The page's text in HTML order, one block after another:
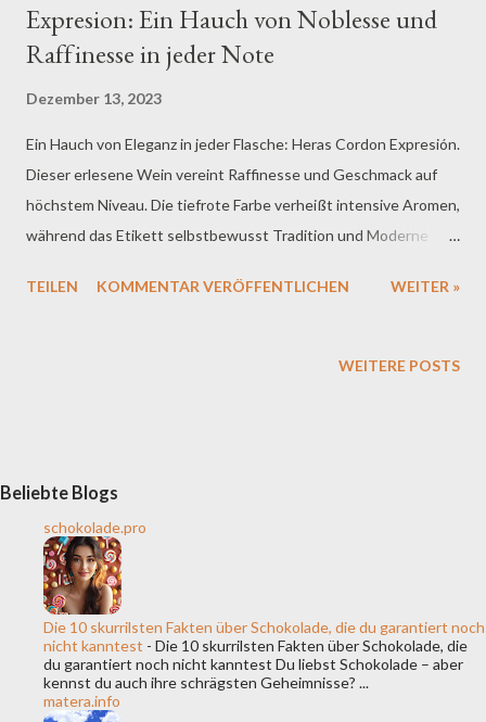
Expresion: Ein Hauch von Noblesse und
Raffinesse in jeder Note
Dezember 13, 2023
Ein Hauch von Eleganz in jeder Flasche: Heras Cordon Expresión.
Dieser erlesene Wein vereint Raffinesse und Geschmack auf
höchstem Niveau. Die tiefrote Farbe verheißt intensive Aromen,
während das Etikett selbstbewusst Tradition und Moderne
perfekt abrundet. 🍷✨ Ein Blick hinter die Kulissen von Heras
Teil der Vereinigung unabhängiger Familienweingüter zu sein.
kleinen, exquisiten Weinguts wider. Nicht jeder Jahrgang
schafft es in die Flasche von Heras Cordon Expresión – nur
wenn die Bedingungen exzellent sind, wird abgefüllt. Die
limitierte Menge von nur wenigen tausend Flaschen macht
jeden Schluck zu einem wahren Privil...
TEILEN KOMMENTAR VERÖFFENTLICHEN WEITER »
WEITERE POSTS
Beliebte Blogs
schokolade.pro
Die 10 skurrilsten Fakten über Schokolade, die du garantiert noch
nicht kanntest - Die 10 skurrilsten Fakten über Schokolade, die
du garantiert noch nicht kanntest Du liebst Schokolade – aber
kennst du auch ihre schrägsten Geheimnisse? ...
matera.info